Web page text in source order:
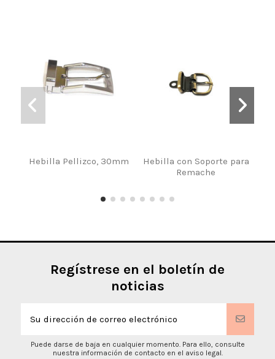
Hebilla Pellizco, 30mm
Hebilla con Soporte para
Remache
Regístrese en el boletín de
noticias
Puede darse de baja en cualquier momento. Para ello, consulte
nuestra información de contacto en el aviso legal.